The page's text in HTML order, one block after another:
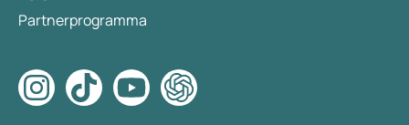
Partnerprogramma